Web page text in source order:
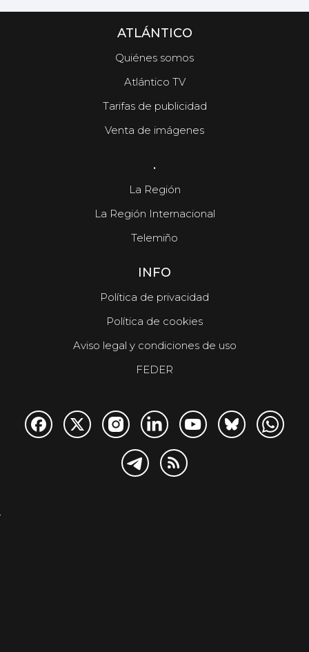
ATLÁNTICO
Quiénes somos
Atlántico TV
Tarifas de publicidad
Venta de imágenes
.
La Región
La Región Internacional
Telemiño
INFO
Política de privacidad
Política de cookies
Aviso legal y condiciones de uso
FEDER